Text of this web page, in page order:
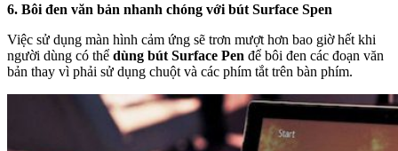
6. Bôi đen văn bản nhanh chóng với bút Surface Spen
Việc sử dụng màn hình cảm ứng sẽ trơn mượt hơn bao giờ hết khi
người dùng có thể dùng bút Surface Pen để bôi đen các đoạn văn
bản thay vì phải sử dụng chuột và các phím tắt trên bàn phím.